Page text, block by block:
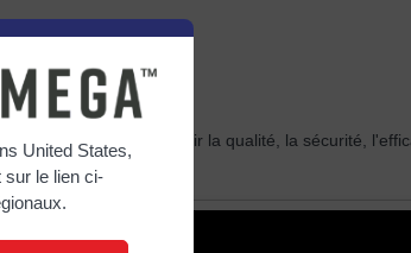
pour garantir la qualité, la sécurité,
United States,
sur le lien ci-